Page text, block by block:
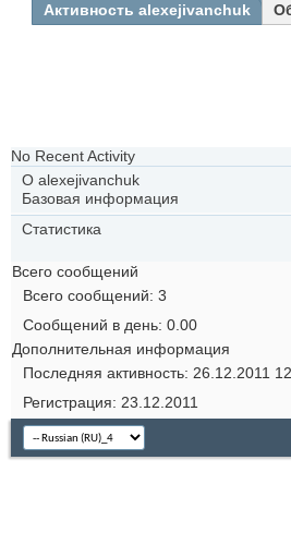
Активность alexejivanchuk
No Recent Activity
О alexejivanchuk
Базовая информация
Статистика
Всего сообщений
Всего сообщений 3
Сообщений в день 0.00
Дополнительная информация
Последняя активность 26.12.2011
Регистрация 23.12.2011